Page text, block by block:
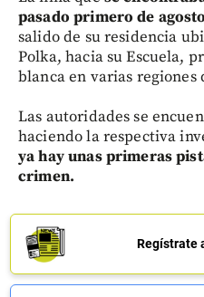
pasado primero de agosto
salido de su residencia
Polka, hacia su Escuela,
blanca en varias regiones
Las autoridades se
haciendo la respectiva
ya hay unas primeras
crimen.
Regístrate